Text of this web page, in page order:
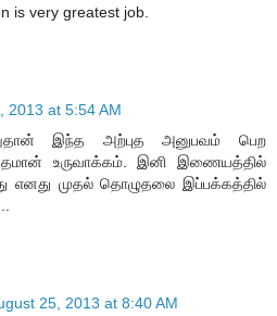
is very greatest job.
2013 at 5:54 AM
இந்த அற்புத அனுபவம் பெற
உருவாக்கம். இனி இணையத்தில்
எனது முதல் தொழுதலை இப்பக்கத்தில்
25, 2013 at 8:40 AM